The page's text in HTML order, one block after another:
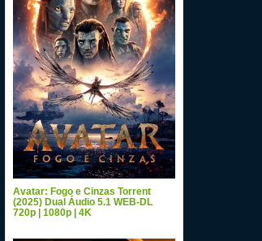
Avatar: Fogo e Cinzas Torrent
(2025) Dual Áudio 5.1 WEB-DL
720p | 1080p | 4K